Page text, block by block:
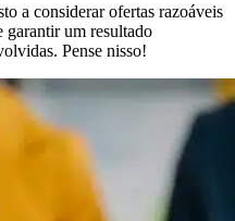
a considerar ofertas razoáveis
garantir um resultado
Pense nisso!